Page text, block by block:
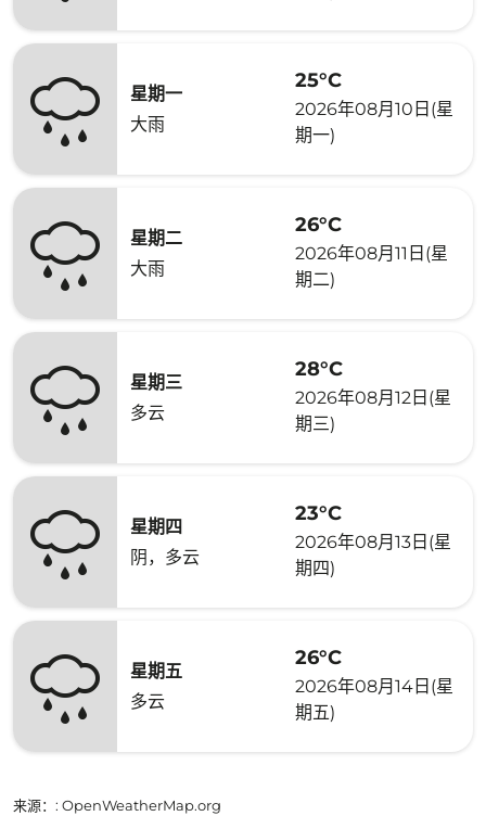
星期一
大雨
25°C
2026年08月10日(星
期一)
星期二
大雨
26°C
2026年08月11日(星
期二)
星期三
多云
28°C
2026年08月12日(星
期三)
星期四
阴，多云
23°C
2026年08月13日(星
期四)
星期五
多云
26°C
2026年08月14日(星
期五)
来源： : OpenWeatherMap.org